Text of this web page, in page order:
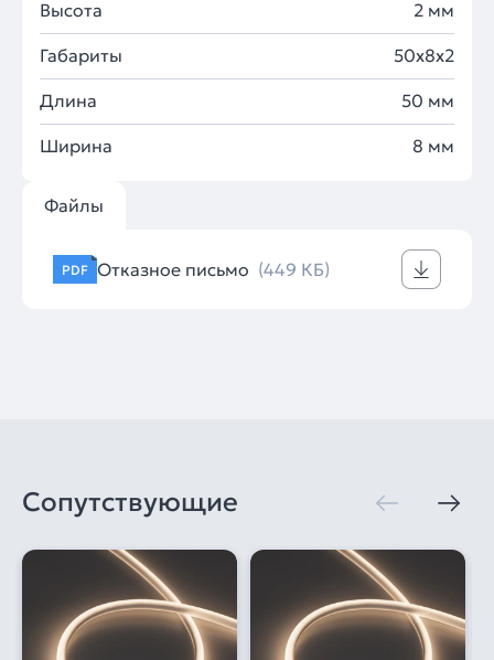
Высота 2 мм
Габариты 50x8x2
Длина 50 мм
Ширина 8 мм
Файлы
PDF Отказное письмо (449 КБ)
Сопутствующие